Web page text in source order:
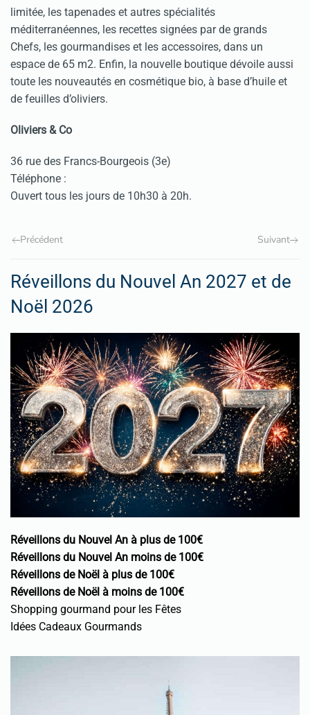
limitée, les tapenades et autres spécialités
méditerranéennes, les recettes signées par de grands
Chefs, les gourmandises et les accessoires, dans un
espace de 65 m2. Enfin, la nouvelle boutique dévoile aussi
toute les nouveautés en cosmétique bio, à base d’huile et
de feuilles d’oliviers.
Oliviers & Co
36 rue des Francs-Bourgeois (3e)
Téléphone :
Ouvert tous les jours de 10h30 à 20h.
Précédent Suivant
Réveillons du Nouvel An 2027 et de
Noël 2026
Réveillons du Nouvel An à plus de 100€
Réveillons du Nouvel An moins de 100€
Réveillons de Noël à plus de 100€
Réveillons de Noël à moins de 100€
Shopping gourmand pour les Fêtes
Idées Cadeaux Gourmands